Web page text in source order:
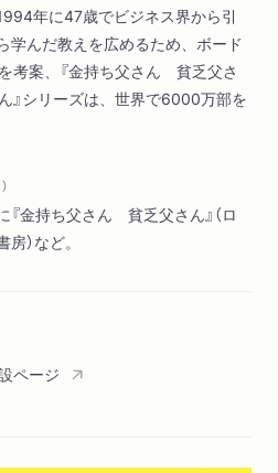
年に47歳でビジネス界から引
学んだ教えを広めるため、ボード
考案、『金持ち父さん 貧乏父さ
』シリーズは、世界で6000万部を
金持ち父さん 貧乏父さん』（ロ
）など。
ページ